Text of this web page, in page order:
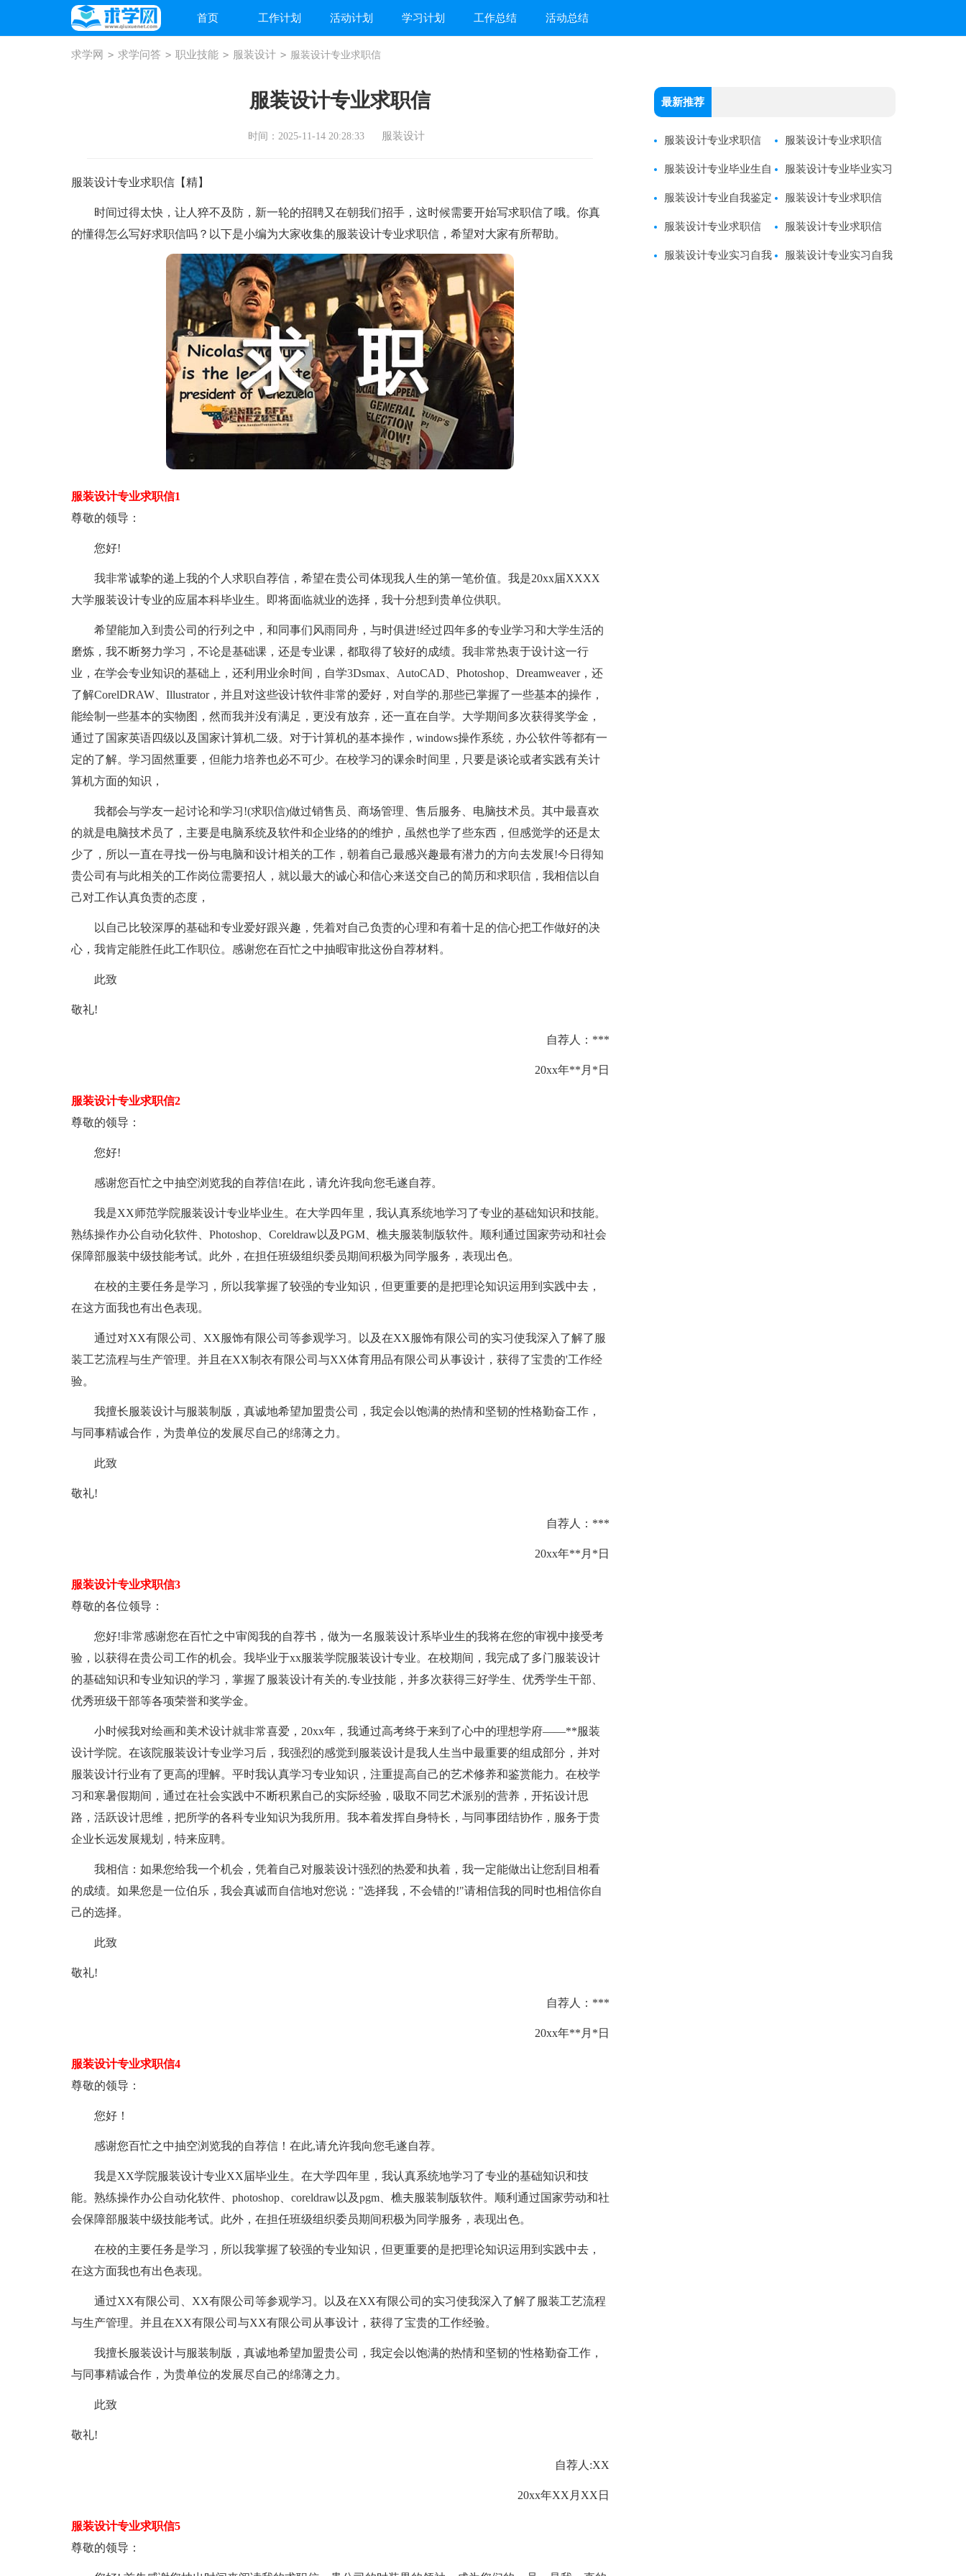
首页 工作计划 活动计划 学习计划 工作总结 活动总结
求学网 > 求学问答 > 职业技能 > 服装设计 > 服装设计专业求职信
服装设计专业求职信
时间：2025-11-14 20:28:33 服装设计
服装设计专业求职信【精】
时间过得太快，让人猝不及防，新一轮的招聘又在朝我们招手，这时候需要开始写求职信了哦。你真
的懂得怎么写好求职信吗？以下是小编为大家收集的服装设计专业求职信，希望对大家有所帮助。
服装设计专业求职信1
尊敬的领导：
您好!
我非常诚挚的递上我的个人求职自荐信，希望在贵公司体现我人生的第一笔价值。我是20xx届XXXX
大学服装设计专业的应届本科毕业生。即将面临就业的选择，我十分想到贵单位供职。
希望能加入到贵公司的行列之中，和同事们风雨同舟，与时俱进!经过四年多的专业学习和大学生活的
磨炼，我不断努力学习，不论是基础课，还是专业课，都取得了较好的成绩。我非常热衷于设计这一行
业，在学会专业知识的基础上，还利用业余时间，自学3Dsmax、AutoCAD、Photoshop、Dreamweaver，还
了解CorelDRAW、Illustrator，并且对这些设计软件非常的爱好，对自学的.那些已掌握了一些基本的操作，
能绘制一些基本的实物图，然而我并没有满足，更没有放弃，还一直在自学。大学期间多次获得奖学金，
通过了国家英语四级以及国家计算机二级。对于计算机的基本操作，windows操作系统，办公软件等都有一
定的了解。学习固然重要，但能力培养也必不可少。在校学习的课余时间里，只要是谈论或者实践有关计
算机方面的知识，
我都会与学友一起讨论和学习!(求职信)做过销售员、商场管理、售后服务、电脑技术员。其中最喜欢
的就是电脑技术员了，主要是电脑系统及软件和企业络的的维护，虽然也学了些东西，但感觉学的还是太
少了，所以一直在寻找一份与电脑和设计相关的工作，朝着自己最感兴趣最有潜力的方向去发展!今日得知
贵公司有与此相关的工作岗位需要招人，就以最大的诚心和信心来送交自己的简历和求职信，我相信以自
己对工作认真负责的态度，
以自己比较深厚的基础和专业爱好跟兴趣，凭着对自己负责的心理和有着十足的信心把工作做好的决
心，我肯定能胜任此工作职位。感谢您在百忙之中抽暇审批这份自荐材料。
此致
敬礼!
自荐人：***
20xx年**月*日
服装设计专业求职信2
尊敬的领导：
您好!
感谢您百忙之中抽空浏览我的自荐信!在此，请允许我向您毛遂自荐。
我是XX师范学院服装设计专业毕业生。在大学四年里，我认真系统地学习了专业的基础知识和技能。
熟练操作办公自动化软件、Photoshop、Coreldraw以及PGM、樵夫服装制版软件。顺利通过国家劳动和社会
保障部服装中级技能考试。此外，在担任班级组织委员期间积极为同学服务，表现出色。
在校的主要任务是学习，所以我掌握了较强的专业知识，但更重要的是把理论知识运用到实践中去，
在这方面我也有出色表现。
通过对XX有限公司、XX服饰有限公司等参观学习。以及在XX服饰有限公司的实习使我深入了解了服
装工艺流程与生产管理。并且在XX制衣有限公司与XX体育用品有限公司从事设计，获得了宝贵的'工作经
验。
我擅长服装设计与服装制版，真诚地希望加盟贵公司，我定会以饱满的热情和坚韧的性格勤奋工作，
与同事精诚合作，为贵单位的发展尽自己的绵薄之力。
此致
敬礼!
自荐人：***
20xx年**月*日
服装设计专业求职信3
尊敬的各位领导：
您好!非常感谢您在百忙之中审阅我的自荐书，做为一名服装设计系毕业生的我将在您的审视中接受考
验，以获得在贵公司工作的机会。我毕业于xx服装学院服装设计专业。在校期间，我完成了多门服装设计
的基础知识和专业知识的学习，掌握了服装设计有关的.专业技能，并多次获得三好学生、优秀学生干部、
优秀班级干部等各项荣誉和奖学金。
小时候我对绘画和美术设计就非常喜爱，20xx年，我通过高考终于来到了心中的理想学府——**服装
设计学院。在该院服装设计专业学习后，我强烈的感觉到服装设计是我人生当中最重要的组成部分，并对
服装设计行业有了更高的理解。平时我认真学习专业知识，注重提高自己的艺术修养和鉴赏能力。在校学
习和寒暑假期间，通过在社会实践中不断积累自己的实际经验，吸取不同艺术派别的营养，开拓设计思
路，活跃设计思维，把所学的各科专业知识为我所用。我本着发挥自身特长，与同事团结协作，服务于贵
企业长远发展规划，特来应聘。
我相信：如果您给我一个机会，凭着自己对服装设计强烈的热爱和执着，我一定能做出让您刮目相看
的成绩。如果您是一位伯乐，我会真诚而自信地对您说："选择我，不会错的!"请相信我的同时也相信你自
己的选择。
此致
敬礼!
自荐人：***
20xx年**月*日
服装设计专业求职信4
尊敬的领导：
您好！
感谢您百忙之中抽空浏览我的自荐信！在此,请允许我向您毛遂自荐。
我是XX学院服装设计专业XX届毕业生。在大学四年里，我认真系统地学习了专业的基础知识和技
能。熟练操作办公自动化软件、photoshop、coreldraw以及pgm、樵夫服装制版软件。顺利通过国家劳动和社
会保障部服装中级技能考试。此外，在担任班级组织委员期间积极为同学服务，表现出色。
在校的主要任务是学习，所以我掌握了较强的专业知识，但更重要的是把理论知识运用到实践中去，
在这方面我也有出色表现。
通过XX有限公司、XX有限公司等参观学习。以及在XX有限公司的实习使我深入了解了服装工艺流程
与生产管理。并且在XX有限公司与XX有限公司从事设计，获得了宝贵的工作经验。
我擅长服装设计与服装制版，真诚地希望加盟贵公司，我定会以饱满的热情和坚韧的'性格勤奋工作，
与同事精诚合作，为贵单位的发展尽自己的绵薄之力。
此致
敬礼!
自荐人:XX
20xx年XX月XX日
服装设计专业求职信5
尊敬的领导：
最新推荐
服装设计专业求职信 服装设计专业求职信
服装设计专业毕业生自
荐信
服装设计专业毕业实习
报告
服装设计专业自我鉴定 服装设计专业求职信
服装设计专业求职信 服装设计专业求职信
服装设计专业实习自我 服装设计专业实习自我